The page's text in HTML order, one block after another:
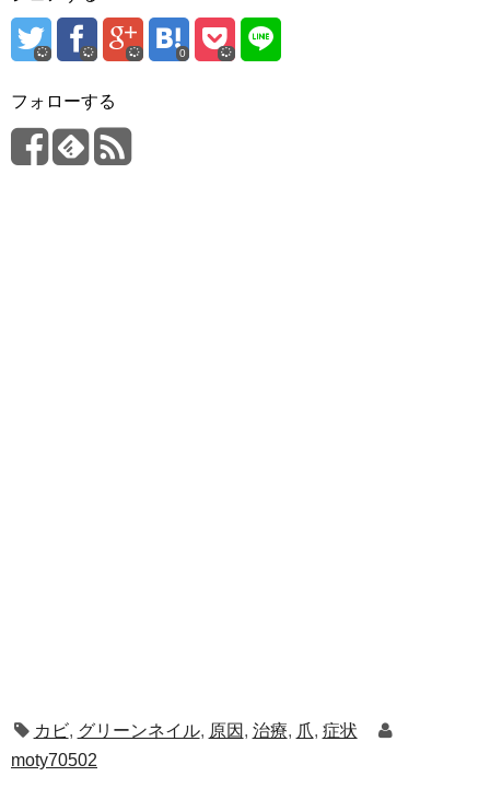
0
フォローする
カビ, グリーンネイル, 原因 , 治療, 爪, 症状
moty70502